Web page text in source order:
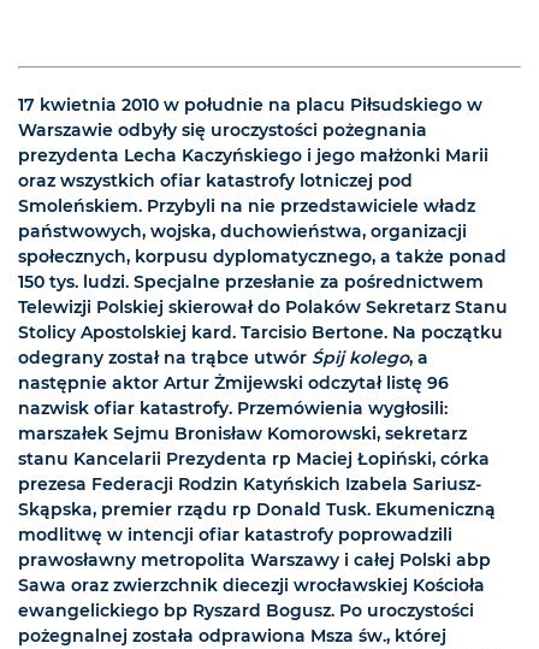
17 kwietnia 2010 w południe na placu Piłsudskiego w
Warszawie odbyły się uroczystości pożegnania
prezydenta Lecha Kaczyńskiego i jego małżonki Marii
oraz wszystkich ofiar katastrofy lotniczej pod
Smoleńskiem. Przybyli na nie przedstawiciele władz
państwowych, wojska, duchowieństwa, organizacji
społecznych, korpusu dyplomatycznego, a także ponad
150 tys. ludzi. Specjalne przesłanie za pośrednictwem
Telewizji Polskiej skierował do Polaków Sekretarz Stanu
Stolicy Apostolskiej kard. Tarcisio Bertone. Na początku
odegrany został na trąbce utwór Śpij kolego, a
następnie aktor Artur Żmijewski odczytał listę 96
nazwisk ofiar katastrofy. Przemówienia wygłosili:
marszałek Sejmu Bronisław Komorowski, sekretarz
stanu Kancelarii Prezydenta rp Maciej Łopiński, córka
prezesa Federacji Rodzin Katyńskich Izabela Sariusz-
Skąpska, premier rządu rp Donald Tusk. Ekumeniczną
modlitwę w intencji ofiar katastrofy poprowadzili
prawosławny metropolita Warszawy i całej Polski abp
Sawa oraz zwierzchnik diecezji wrocławskiej Kościoła
ewangelickiego bp Ryszard Bogusz. Po uroczystości
pożegnalnej została odprawiona Msza św., której